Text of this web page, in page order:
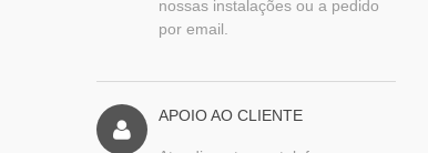
nossas instalações ou a pedido
por email.
APOIO AO CLIENTE